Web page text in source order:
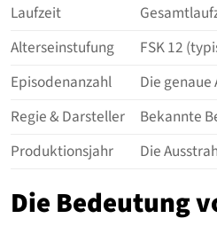
Laufzeit
Alterseinstufung
FSK 12
Episodenanzahl
Die
Regie & Darsteller
Bekannte
Produktionsjahr
Die
Die Bedeutung